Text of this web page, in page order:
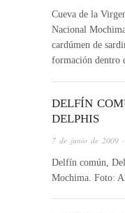
Cueva de la
Nacional
cardúmen de
formación dentro
DELFÍN
DELPHIS
7 de junio de 2009
Delfín común,
Mochima. Foto: